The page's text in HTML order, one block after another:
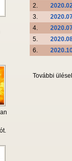
2.
3.
4.
5.
6.
További